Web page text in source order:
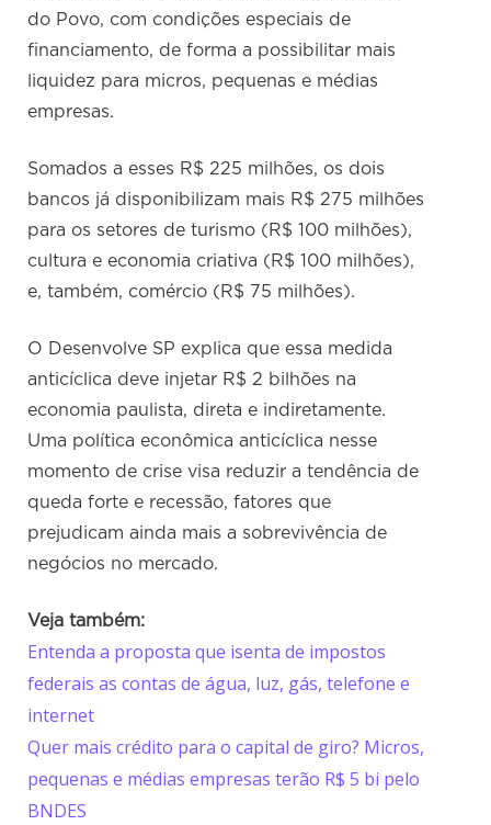
do Povo, com condições especiais de
financiamento, de forma a possibilitar mais
liquidez para micros, pequenas e médias
empresas.
Somados a esses R$ 225 milhões, os dois
bancos já disponibilizam mais R$ 275 milhões
para os setores de turismo (R$ 100 milhões),
cultura e economia criativa (R$ 100 milhões),
e, também, comércio (R$ 75 milhões).
O Desenvolve SP explica que essa medida
anticíclica deve injetar R$ 2 bilhões na
economia paulista, direta e indiretamente.
Uma política econômica anticíclica nesse
momento de crise visa reduzir a tendência de
queda forte e recessão, fatores que
prejudicam ainda mais a sobrevivência de
negócios no mercado.
Veja também:
Entenda a proposta que isenta de impostos
federais as contas de água, luz, gás, telefone e
internet
Quer mais crédito para o capital de giro? Micros,
pequenas e médias empresas terão R$ 5 bi pelo
BNDES